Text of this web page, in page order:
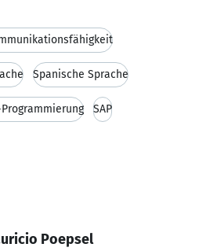
Spanische Sprache
Programmierung SAP
Poepsel